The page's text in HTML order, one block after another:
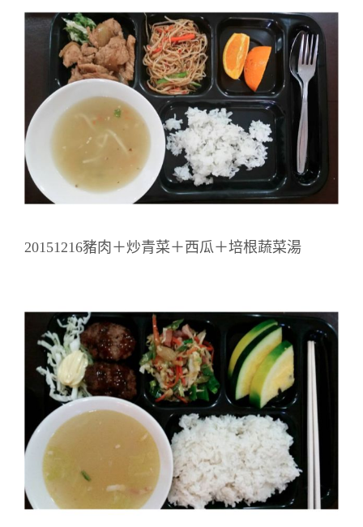
20151216豬肉＋炒青菜＋西瓜＋培根蔬菜湯